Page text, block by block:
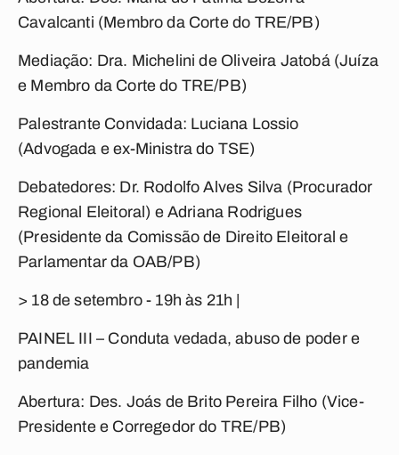
Cavalcanti (Membro da Corte do TRE/PB)
Mediação: Dra. Michelini de Oliveira Jatobá (Juíza
e Membro da Corte do TRE/PB)
Palestrante Convidada: Luciana Lossio
(Advogada e ex-Ministra do TSE)
Debatedores: Dr. Rodolfo Alves Silva (Procurador
Regional Eleitoral) e Adriana Rodrigues
(Presidente da Comissão de Direito Eleitoral e
Parlamentar da OAB/PB)
> 18 de setembro - 19h às 21h |
PAINEL III – Conduta vedada, abuso de poder e
pandemia
Abertura: Des. Joás de Brito Pereira Filho (Vice-
Presidente e Corregedor do TRE/PB)